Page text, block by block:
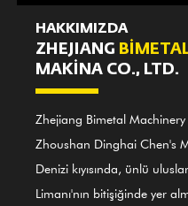
HAKKIMIZDA
ZHEJIANG
MAKİNA CO., LTD.
Zhejiang Bimetal
Zhoushan Dinghai Chen's
Denizi kıyısında, ünlü
Limanı'nın bitişiğinde yer